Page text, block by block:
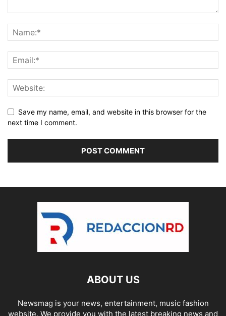
Save my name, email, and website in this browser for the
next time I comment.
ABOUT US
Newsmag is your news, entertainment, music fashion
website. We provide you with the latest breaking news and